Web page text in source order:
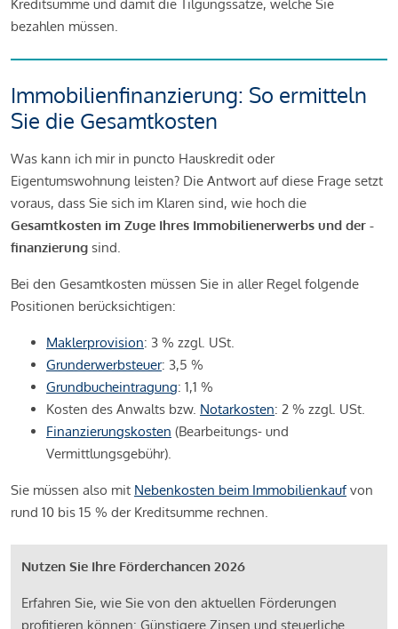
Kreditsumme und damit die Tilgungssätze, welche Sie
bezahlen müssen.
Immobilienfinanzierung: So ermitteln
Sie die Gesamtkosten
Was kann ich mir in puncto Hauskredit oder
Eigentumswohnung leisten? Die Antwort auf diese Frage setzt
voraus, dass Sie sich im Klaren sind, wie hoch die
Gesamtkosten im Zuge Ihres Immobilienerwerbs und der -
finanzierung sind.
Bei den Gesamtkosten müssen Sie in aller Regel folgende
Positionen berücksichtigen:
Maklerprovision: 3 % zzgl. USt.
Grunderwerbsteuer: 3,5 %
Grundbucheintragung: 1,1 %
Kosten des Anwalts bzw. Notarkosten: 2 % zzgl. USt.
Finanzierungskosten (Bearbeitungs- und
Vermittlungsgebühr).
Sie müssen also mit Nebenkosten beim Immobilienkaufvon
rund 10 bis 15 % der Kreditsumme rechnen.
Nutzen Sie Ihre Förderchancen 2026
Erfahren Sie, wie Sie von den aktuellen Förderungen
profitieren können: Günstigere Zinsen und steuerliche